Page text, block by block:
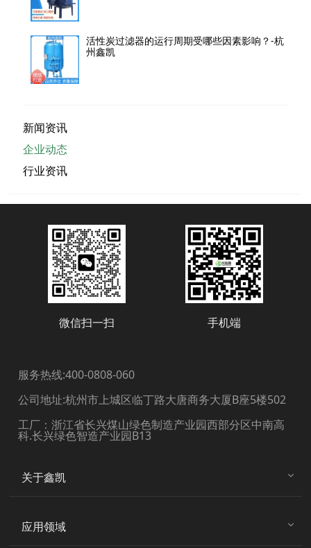
活性炭过滤器的运行周期受哪些因素影响？-杭
州鑫凯
新闻资讯
企业动态
行业资讯
微信扫一扫 手机端
服务热线:400-0808-060
公司地址:杭州市上城区临丁路大唐商务大厦B座5楼502
工厂：浙江省长兴煤山绿色制造产业园西部分区中南高
科.长兴绿色智造产业园B13
关于鑫凯
应用领域